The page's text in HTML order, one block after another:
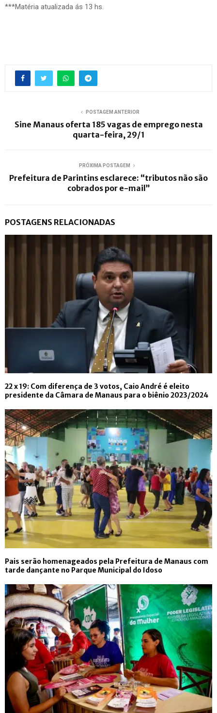
***Matéria atualizada ás 13 hs.
POSTAGEM ANTERIOR
Sine Manaus oferta 185 vagas de emprego nesta
quarta-feira, 29/1
PRÓXIMA POSTAGEM
Prefeitura de Parintins esclarece: “tributos não são
cobrados por e-mail”
POSTAGENS RELACIONADAS
22 x 19: Com diferença de 3 votos, Caio André é eleito
presidente da Câmara de Manaus para o biênio 2023/2024
Pais serão homenageados pela Prefeitura de Manaus com
tarde dançante no Parque Municipal do Idoso